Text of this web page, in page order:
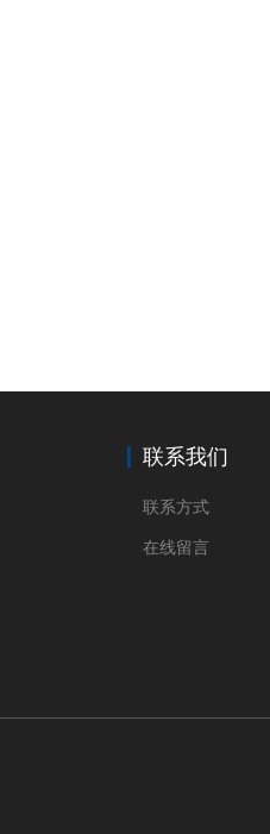
联系我们
联系方式
在线留言